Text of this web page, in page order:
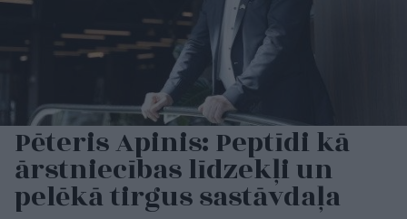
Pēteris Apinis: Peptīdi kā
ārstniecības līdzekļi un
pelēkā tirgus sastāvdaļa